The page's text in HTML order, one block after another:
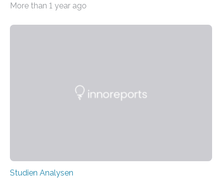
produzierten nach der Gen-Editierung rot
biologisch abbaubar. Wenn es gelingt, die Produktion
More than 1 year ago
Studien Analysen